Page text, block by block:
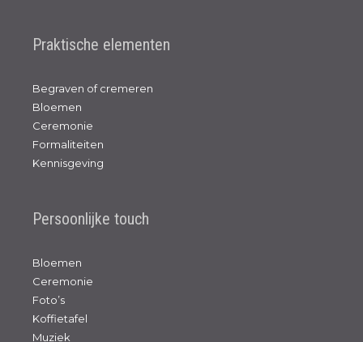
Praktische elementen
Begraven of cremeren
Bloemen
Ceremonie
Formaliteiten
Kennisgeving
Persoonlijke touch
Bloemen
Ceremonie
Foto’s
Koffietafel
Muziek